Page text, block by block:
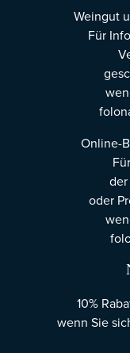
Weingut
Für
Online-
oder
10%
wenn Sie